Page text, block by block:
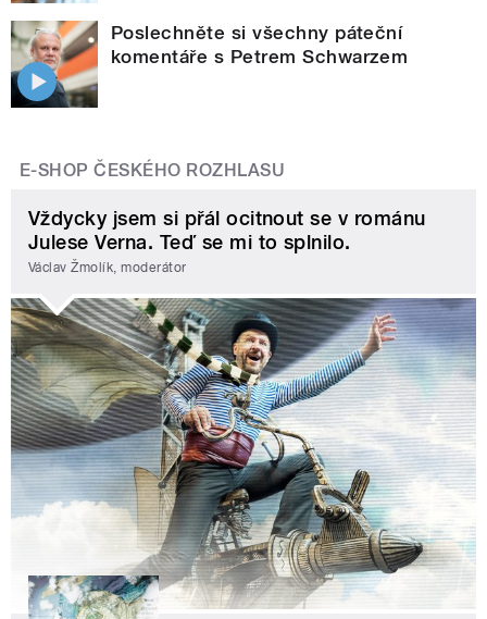
Poslechněte si všechny páteční
komentáře s Petrem Schwarzem
E-SHOP ČESKÉHO ROZHLASU
Vždycky jsem si přál ocitnout se v románu
Julese Verna. Teď se mi to splnilo.
Václav Žmolík, moderátor